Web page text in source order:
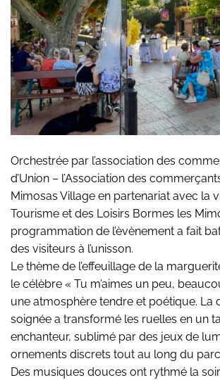
Orchestrée par l’association des
d’Union – l’Association des
Mimosas Village en partenariat avec la
Tourisme et des Loisirs Bormes les
programmation de l’èvènement a fait
des visiteurs à l’unisson.
Le thème de l’effeuillage de la
le célèbre « Tu m’aimes un peu,
une atmosphère tendre et poétique. La
soignée a transformé les ruelles en un
enchanteur, sublimé par des jeux de
ornements discrets tout au long du
Des musiques douces ont rythmé la